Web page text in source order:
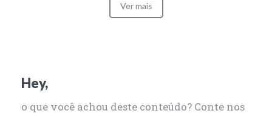
Ver mais
Hey,
o que você achou deste conteúdo? Conte nos